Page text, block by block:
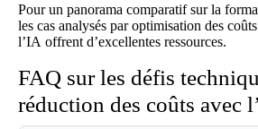
Pour un panorama comparatif sur la
les cas analysés paroptimisation des
l’IA offrent d’excellentes ressources.
FAQ sur les défis
réduction des coûts avec